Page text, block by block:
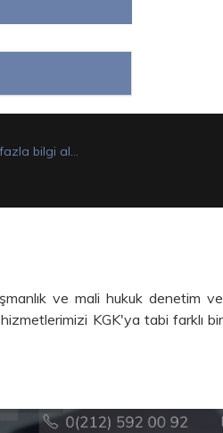
bilgi al...
ve mali hukuk denetim ve
KGK'ya tabi farklı bir